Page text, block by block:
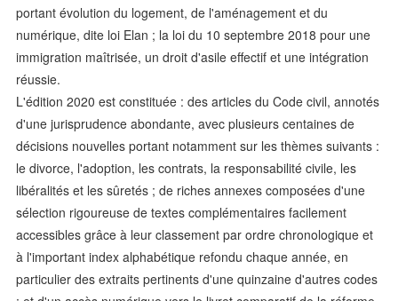
portant évolution du logement, de l'aménagement et du
numérique, dite loi Elan ; la loi du 10 septembre 2018 pour une
immigration maîtrisée, un droit d'asile effectif et une intégration
réussie.
L'édition 2020 est constituée : des articles du Code civil, annotés
d'une jurisprudence abondante, avec plusieurs centaines de
décisions nouvelles portant notamment sur les thèmes suivants :
le divorce, l'adoption, les contrats, la responsabilité civile, les
libéralités et les sûretés ; de riches annexes composées d'une
sélection rigoureuse de textes complémentaires facilement
accessibles grâce à leur classement par ordre chronologique et
à l'important index alphabétique refondu chaque année, en
particulier des extraits pertinents d'une quinzaine d'autres codes